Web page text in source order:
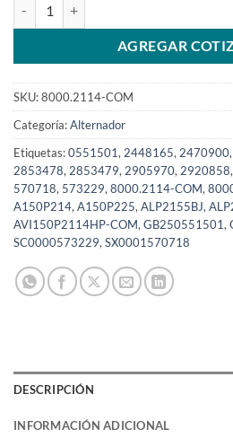
AGREGAR
SKU:8000.2114-COM
Categoría:Alternador
Etiquetas:0551501, 2448165, 2470900,
2853478, 2853479, 2905970, 2920858,
570718, 573229, 8000.2114-COM,
A150P214, A150P225, ALP2155BJ,
AVI150P2114HP-COM, GB250551501,
SC0000573229, SX0001570718
DESCRIPCIÓN
INFORMACIÓN ADICIONAL